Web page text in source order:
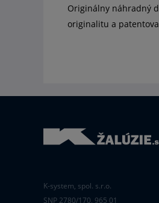
Originálny náhradný
originalitu a
K-system, spol. s.r.o.
SNP 2780/170, 965 01